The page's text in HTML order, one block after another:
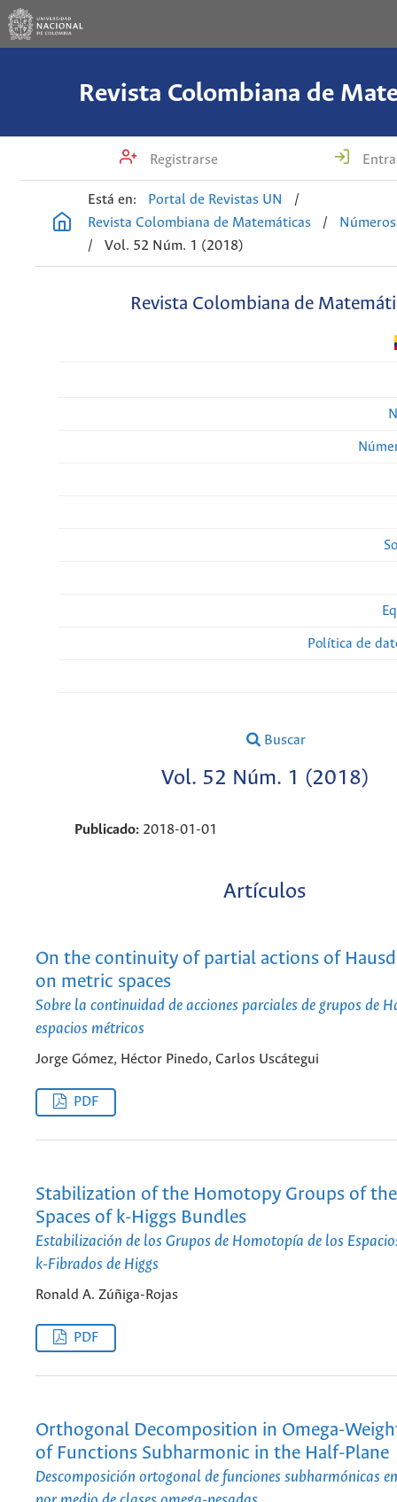
Revista Colombiana de
Registrarse
Está en: Portal de Revistas UN
/
Revista Colombiana de Matemáticas
/
/
Vol. 52 Núm. 1 (2018)
Revista Colombiana de
Política de
Buscar
Vol. 52 Núm. 1 (2018)
Publicado: 2018-01-01
Artículos
On the continuity of partial actions of
on metric spaces
Sobre la continuidad de acciones parciales de grupos de
espacios métricos
Jorge Gómez, Héctor Pinedo, Carlos Uscátegui
PDF
Stabilization of the Homotopy Groups of
Spaces of k-Higgs Bundles
Estabilización de los Grupos de Homotopía de los
k-Fibrados de Higgs
Ronald A. Zúñiga-Rojas
PDF
Orthogonal Decomposition in Omega-
of Functions Subharmonic in the Half-Plane
Descomposición ortogonal de funciones subharmónicas